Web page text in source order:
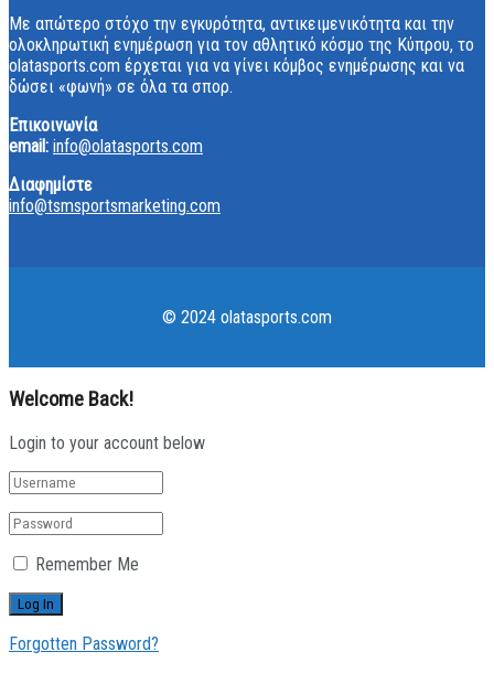
Με απώτερο στόχο την εγκυρότητα, αντικειμενικότητα και την
ολοκληρωτική ενημέρωση για τον αθλητικό κόσμο της Κύπρου, το
olatasports.com έρχεται για να γίνει κόμβος ενημέρωσης και να
δώσει «φωνή» σε όλα τα σπορ.
Επικοινωνία
email: info@olatasports.com
Διαφημίστε
info@tsmsportsmarketing.com
© 2024 olatasports.com
Welcome Back!
Login to your account below
Remember Me
Forgotten Password?